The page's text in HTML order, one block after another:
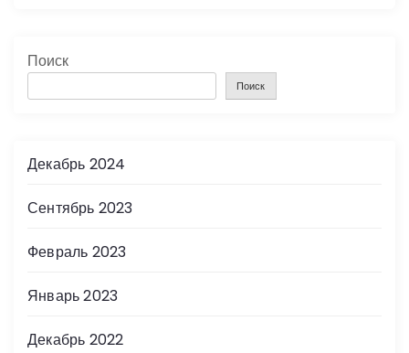
Поиск
Поиск
Декабрь 2024
Сентябрь 2023
Февраль 2023
Январь 2023
Декабрь 2022